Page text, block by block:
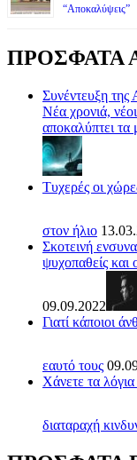
“Αποκαλύψεις”
ΠΡΟΣΦΑΤΑ
Συνέντευξη
Νέα χρονιά,
αποκαλύπτει τα
Τυχερές οι
στον ήλιο
Σκοτεινή
ψυχοπαθείς και
09.09.2022
Γιατί κάποιοι
εαυτό τους
Χάνετε τα
διαταραχή